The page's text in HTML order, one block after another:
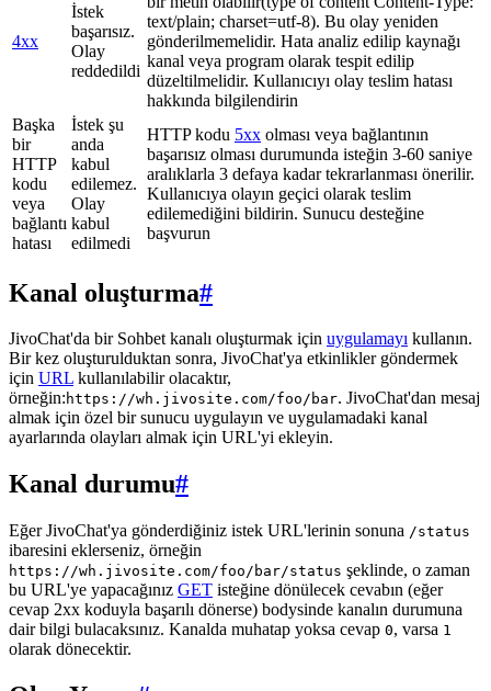
4xx
İstek
başarısız.
Olay
reddedildi
text/plain; charset=utf-8). Bu olay yeniden
gönderilmemelidir. Hata analiz edilip kaynağı
kanal veya program olarak tespit edilip
düzeltilmelidir. Kullanıcıyı olay teslim hatası
hakkında bilgilendirin
Başka
bir
HTTP
kodu
veya
bağlantı
hatası
İstek şu
anda
kabul
edilemez.
Olay
kabul
edilmedi
HTTP kodu 5xx olması veya bağlantının
başarısız olması durumunda isteğin 3-60 saniye
aralıklarla 3 defaya kadar tekrarlanması önerilir.
Kullanıcıya olayın geçici olarak teslim
edilemediğini bildirin. Sunucu desteğine
başvurun
Kanal oluşturma#
JivoChat'da bir Sohbet kanalı oluşturmak için uygulamayı kullanın.
Bir kez oluşturulduktan sonra, JivoChat'ya etkinlikler göndermek
için URL kullanılabilir olacaktır,
örneğin: https://wh.jivosite.com/foo/bar. JivoChat'dan mesaj
almak için özel bir sunucu uygulayın ve uygulamadaki kanal
ayarlarında olayları almak için URL'yi ekleyin.
Kanal durumu#
Eğer JivoChat'ya gönderdiğiniz istek URL'lerinin sonuna /status
ibaresini eklerseniz, örneğin
https://wh.jivosite.com/foo/bar/status şeklinde, o zaman
bu URL'ye yapacağınız GET isteğine dönülecek cevabın (eğer
cevap 2xx koduyla başarılı dönerse) bodysinde kanalın durumuna
dair bilgi bulacaksınız. Kanalda muhatap yoksa cevap 0, varsa 1
olarak dönecektir.